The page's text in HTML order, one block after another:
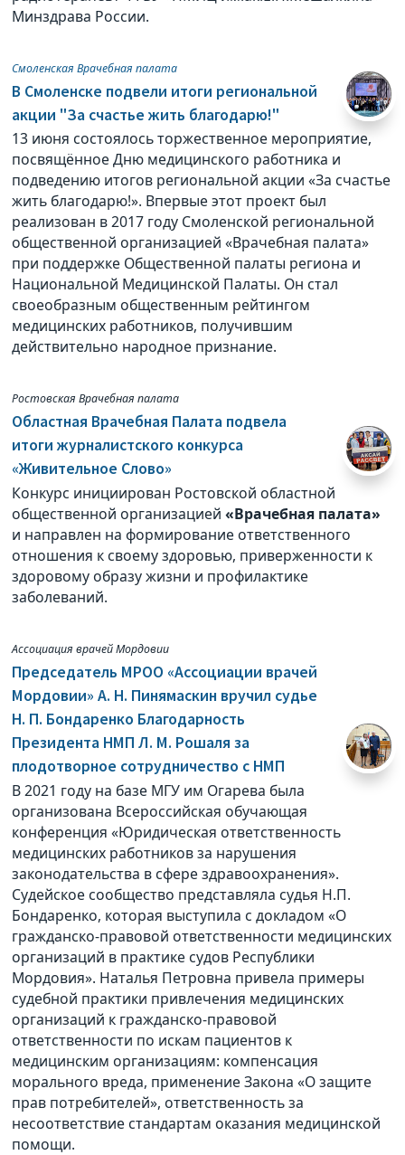
Минздрава России.
Смоленская Врачебная палата
В Смоленске подвели итоги региональной
акции "За счастье жить благодарю!"
13 июня состоялось торжественное мероприятие,
посвящённое Дню медицинского работника и
подведению итогов региональной акции «За счастье
жить благодарю!». Впервые этот проект был
реализован в 2017 году Смоленской региональной
общественной организацией «Врачебная палата»
при поддержке Общественной палаты региона и
Национальной Медицинской Палаты. Он стал
своеобразным общественным рейтингом
медицинских работников, получившим
действительно народное признание.
Ростовская Врачебная палата
Областная Врачебная Палата подвела
итоги журналистского конкурса
«Живительное Слово»
Конкурс инициирован Ростовской областной
общественной организацией«Врачебная палата»
и направлен на формирование ответственного
отношения к своему здоровью, приверженности к
здоровому образу жизни и профилактике
заболеваний.
Ассоциация врачей Мордовии
Председатель МРОО «Ассоциации врачей
Мордовии» А. Н. Пинямаскин вручил судье
Н. П. Бондаренко Благодарность
Президента НМП Л. М. Рошаля за
плодотворное сотрудничество с НМП
В 2021 году на базе МГУ им Огарева была
организована Всероссийская обучающая
конференция «Юридическая ответственность
медицинских работников за нарушения
законодательства в сфере здравоохранения».
Судейское сообщество представляла судья Н.П.
Бондаренко, которая выступила с докладом «О
гражданско-правовой ответственности медицинских
организаций в практике судов Республики
Мордовия». Наталья Петровна привела примеры
судебной практики привлечения медицинских
организаций к гражданско-правовой
ответственности по искам пациентов к
медицинским организациям: компенсация
морального вреда, применение Закона «О защите
прав потребителей», ответственность за
несоответствие стандартам оказания медицинской
помощи.